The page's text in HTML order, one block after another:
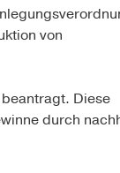
von
Diese
durch